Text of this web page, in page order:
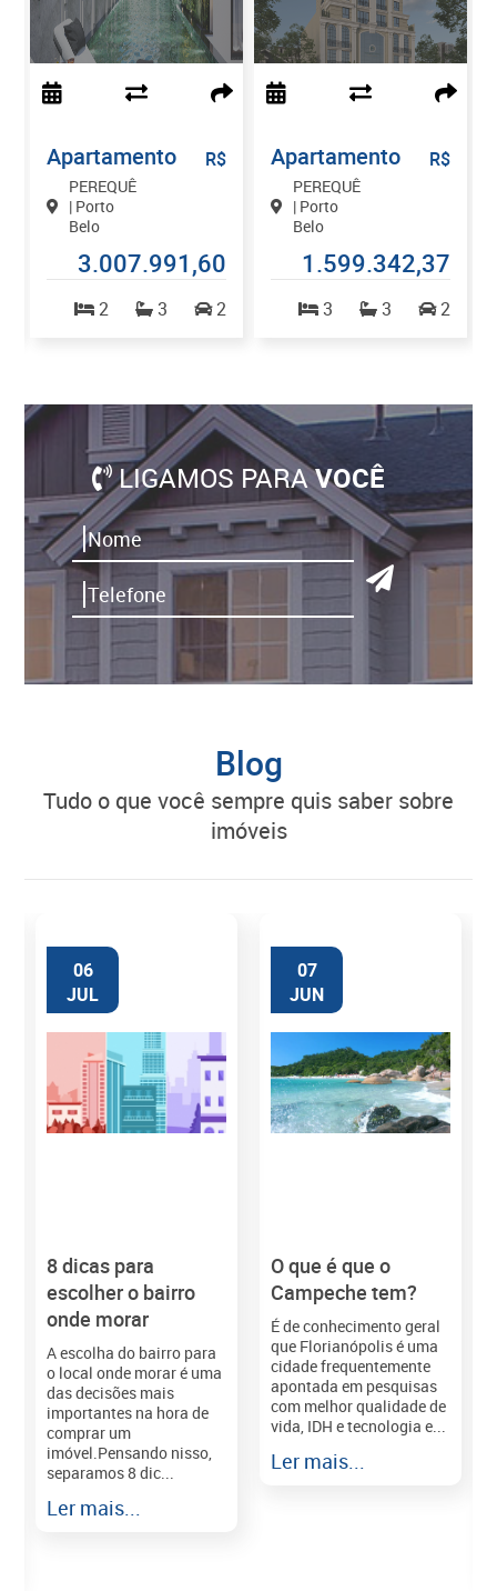
Apartamento
PEREQUÊ
| Porto
Belo
R$
3.007.991,60
2 3 2
Apartamento
PEREQUÊ
| Porto
Belo
R$
1.599.342,37
3 3 2
LIGAMOS PARAVOCÊ
Blog
tudo o que você sempre quis saber sobre
imóveis
06
JUL
8 dicas para
escolher o bairro
onde morar
A escolha do bairro para
o local onde morar é uma
das decisões mais
importantes na hora de
comprar um
imóvel.Pensando nisso,
separamos 8 dic...
Ler mais...
07
JUN
O que é que o
Campeche tem?
É de conhecimento geral
que Florianópolis é uma
cidade frequentemente
apontada em pesquisas
com melhor qualidade de
vida, IDH e tecnologia e...
Ler mais...